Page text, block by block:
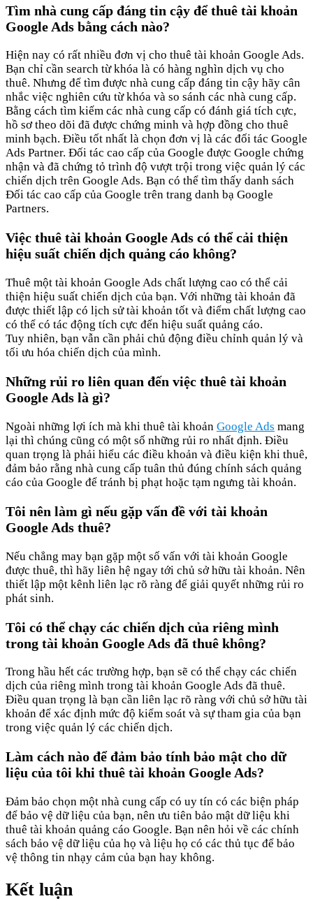
Tìm nhà cung cấp đáng tin cậy để thuê tài khoản
Google Ads bằng cách nào?
Hiện nay có rất nhiều đơn vị cho thuê tài khoản Google Ads.
Bạn chỉ cần search từ khóa là có hàng nghìn dịch vụ cho
thuê. Nhưng để tìm được nhà cung cấp đáng tin cậy hãy cân
nhắc việc nghiên cứu từ khóa và so sánh các nhà cung cấp.
Bằng cách tìm kiếm các nhà cung cấp có đánh giá tích cực,
hồ sơ theo dõi đã được chứng minh và hợp đồng cho thuê
minh bạch. Điều tốt nhất là chọn đơn vị là các đối tác Google
Ads Partner. Đối tác cao cấp của Google được Google chứng
nhận và đã chứng tỏ trình độ vượt trội trong việc quản lý các
chiến dịch trên Google Ads. Bạn có thể tìm thấy danh sách
Đối tác cao cấp của Google trên trang danh bạ Google
Partners.
Việc thuê tài khoản Google Ads có thể cải thiện
hiệu suất chiến dịch quảng cáo không?
Thuê một tài khoản Google Ads chất lượng cao có thể cải
thiện hiệu suất chiến dịch của bạn. Với những tài khoản đã
được thiết lập có lịch sử tài khoản tốt và điểm chất lượng cao
có thể có tác động tích cực đến hiệu suất quảng cáo.
Tuy nhiên, bạn vẫn cần phải chủ động điều chỉnh quản lý và
tối ưu hóa chiến dịch của mình.
Những rủi ro liên quan đến việc thuê tài khoản
Google Ads là gì?
Ngoài những lợi ích mà khi thuê tài khoản Google Ads mang
lại thì chúng cũng có một số những rủi ro nhất định. Điều
quan trọng là phải hiểu các điều khoản và điều kiện khi thuê,
đảm bảo rằng nhà cung cấp tuân thủ đúng chính sách quảng
cáo của Google để tránh bị phạt hoặc tạm ngưng tài khoản.
Tôi nên làm gì nếu gặp vấn đề với tài khoản
Google Ads thuê?
Nếu chẳng may bạn gặp một số vấn với tài khoản Google
được thuê, thì hãy liên hệ ngay tới chủ sở hữu tài khoản. Nên
thiết lập một kênh liên lạc rõ ràng để giải quyết những rủi ro
phát sinh.
Tôi có thể chạy các chiến dịch của riêng mình
trong tài khoản Google Ads đã thuê không?
Trong hầu hết các trường hợp, bạn sẽ có thể chạy các chiến
dịch của riêng mình trong tài khoản Google Ads đã thuê.
Điều quan trọng là bạn cần liên lạc rõ ràng với chủ sở hữu tài
khoản để xác định mức độ kiểm soát và sự tham gia của bạn
trong việc quản lý các chiến dịch.
Làm cách nào để đảm bảo tính bảo mật cho dữ
liệu của tôi khi thuê tài khoản Google Ads?
Đảm bảo chọn một nhà cung cấp có uy tín có các biện pháp
để bảo vệ dữ liệu của bạn, nên ưu tiên bảo mật dữ liệu khi
thuê tài khoản quảng cáo Google. Bạn nên hỏi về các chính
sách bảo vệ dữ liệu của họ và liệu họ có các thủ tục để bảo
vệ thông tin nhạy cảm của bạn hay không.
Kết luận